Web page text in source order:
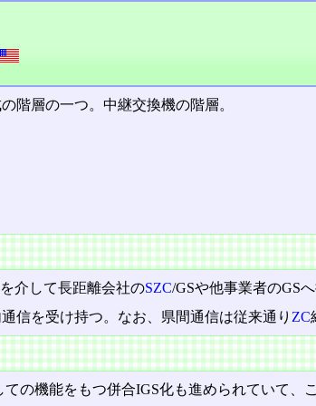
階層の一つ。中継交換機の階層。
介して長距離会社のSZC/GSや他事業者のGS
信を受け持つ。なお、県間通信は従来通り ZC
ての機能をもつ併合IGS化も進められていて、